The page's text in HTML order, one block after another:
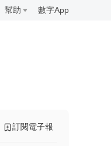
幫助 數字App
訂閱電子報